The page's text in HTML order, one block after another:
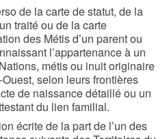
de la carte de statut, de la
traité ou de la carte
des Métis d’un parent ou
l’appartenance à un
métis ou inuit originaire
selon leurs frontières
de naissance détaillé ou un
du lien familial.
écrite de la part de l’un des